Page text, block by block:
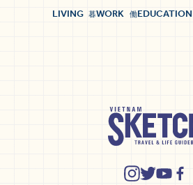
LIVING 暮WORK 働EDUCATION